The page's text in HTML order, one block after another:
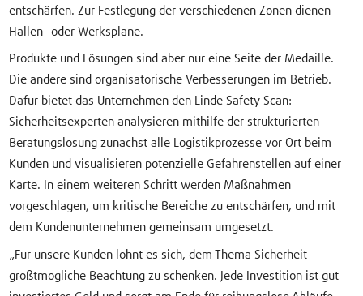
entschärfen. Zur Festlegung der verschiedenen Zonen dienen
Hallen- oder Werkspläne.
Produkte und Lösungen sind aber nur eine Seite der Medaille.
Die andere sind organisatorische Verbesserungen im Betrieb.
Dafür bietet das Unternehmen den Linde Safety Scan:
Sicherheitsexperten analysieren mithilfe der strukturierten
Beratungslösung zunächst alle Logistikprozesse vor Ort beim
Kunden und visualisieren potenzielle Gefahrenstellen auf einer
Karte. In einem weiteren Schritt werden Maßnahmen
vorgeschlagen, um kritische Bereiche zu entschärfen, und mit
dem Kundenunternehmen gemeinsam umgesetzt.
„Für unsere Kunden lohnt es sich, dem Thema Sicherheit
größtmögliche Beachtung zu schenken. Jede Investition ist gut